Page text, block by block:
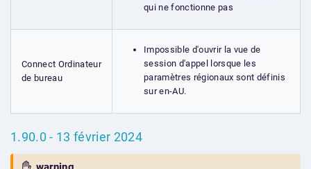
qui ne fonctionne pas
Connect Ordinateur
de bureau
Impossible d'ouvrir la vue de
session d'appel lorsque les
paramètres régionaux sont définis
sur en-AU.
1.90.0 - 13 février 2024